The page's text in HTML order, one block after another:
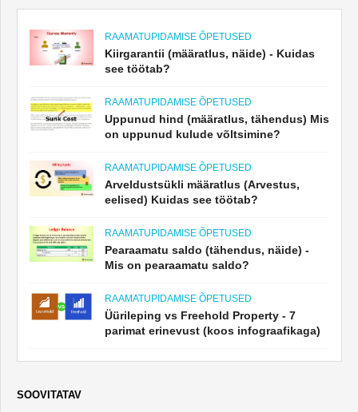
RAAMATUPIDAMISE ÕPETUSED
Kiirgarantii (määratlus, näide) - Kuidas
see töötab?
RAAMATUPIDAMISE ÕPETUSED
Uppunud hind (määratlus, tähendus) Mis
on uppunud kulude võltsimine?
RAAMATUPIDAMISE ÕPETUSED
Arveldustsükli määratlus (Arvestus,
eelised) Kuidas see töötab?
RAAMATUPIDAMISE ÕPETUSED
Pearaamatu saldo (tähendus, näide) -
Mis on pearaamatu saldo?
RAAMATUPIDAMISE ÕPETUSED
Üürileping vs Freehold Property - 7
parimat erinevust (koos infograafikaga)
SOOVITATAV